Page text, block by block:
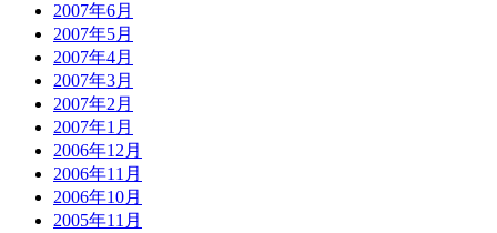
2007年6月
2007年5月
2007年4月
2007年3月
2007年2月
2007年1月
2006年12月
2006年11月
2006年10月
2005年11月